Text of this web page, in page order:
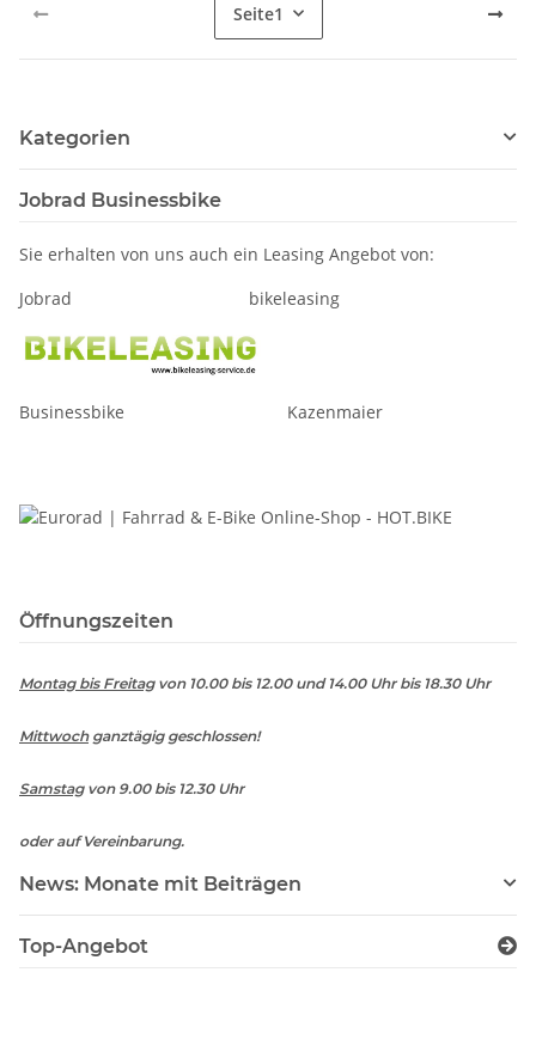
Seite1
Kategorien
Jobrad Businessbike
Sie erhalten von uns auch ein Leasing Angebot von:
Jobrad bikeleasing
Businessbike Kazenmaier
Öffnungszeiten
Montag bis Freitagvon 10.00 bis 12.00 und 14.00 Uhr bis 18.30 Uhr
Mittwochganztägig geschlossen!
Samstagvon 9.00 bis 12.30 Uhr
oder auf Vereinbarung.
News: Monate mit Beiträgen
Top-Angebot